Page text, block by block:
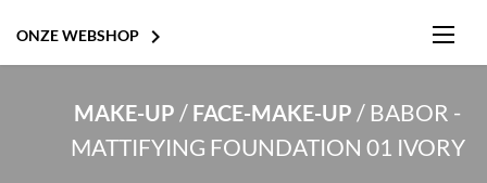
ONZE WEBSHOP 
MAKE-UP / FACE-MAKE-UP / BABOR -
MATTIFYING FOUNDATION 01 IVORY